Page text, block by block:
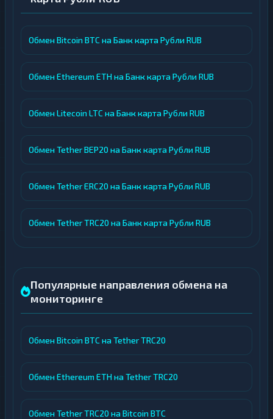
Обмен Bitcoin BTC на Банк карта Рубли RUB
Обмен Ethereum ETH на Банк карта Рубли RUB
Обмен Litecoin LTC на Банк карта Рубли RUB
Обмен Tether BEP20 на Банк карта Рубли RUB
Обмен Tether ERC20 на Банк карта Рубли RUB
Обмен Tether TRC20 на Банк карта Рубли RUB
Популярные направления обмена на
мониторинге
Обмен Bitcoin BTC на Tether TRC20
Обмен Ethereum ETH на Tether TRC20
Обмен Tether TRC20 на Bitcoin BTC